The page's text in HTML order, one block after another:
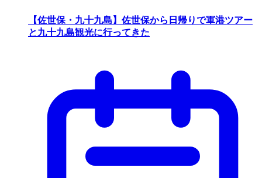
【佐世保・九十九島】佐世保から日帰りで軍港ツアー
と九十九島観光に行ってきた